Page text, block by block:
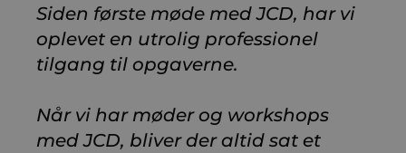
Siden første møde med JCD, har vi
oplevet en utrolig professionel
tilgang til opgaverne.
Når vi har møder og workshops
med JCD, bliver der altid sat et